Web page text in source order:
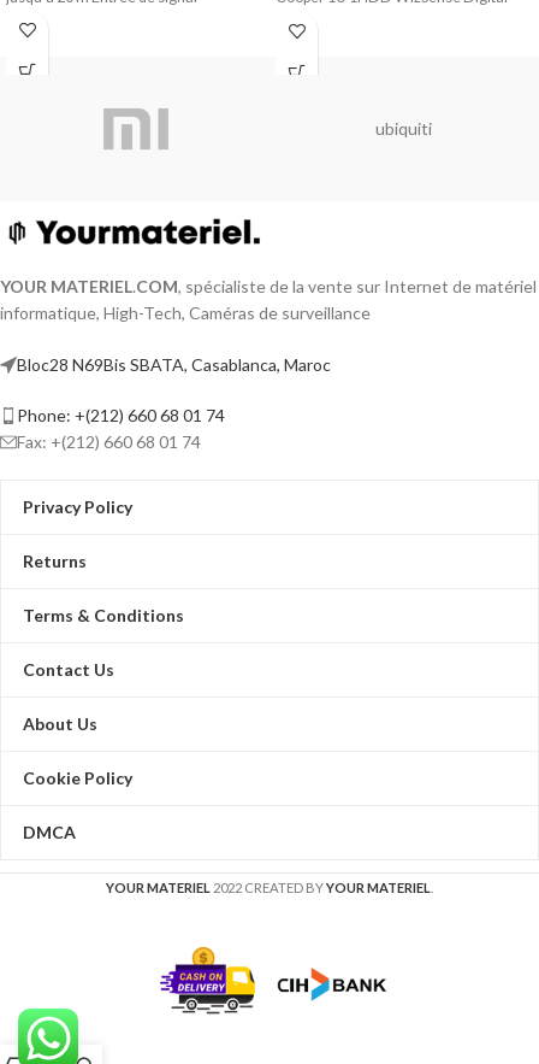
Video Recorder
HDCVI/AHD/TVI/CVBS/IP video
ubiquiti
YOUR MATERIEL.COM, spécialiste de la vente sur Internet de matériel
informatique, High-Tech, Caméras de surveillance
Bloc28 N69Bis SBATA, Casablanca, Maroc
Phone: +(212) 660 68 01 74
Fax: +(212) 660 68 01 74
Privacy Policy
Returns
Terms & Conditions
Contact Us
About Us
Cookie Policy
DMCA
YOUR MATERIEL 2022 CREATED BYYOUR MATERIEL